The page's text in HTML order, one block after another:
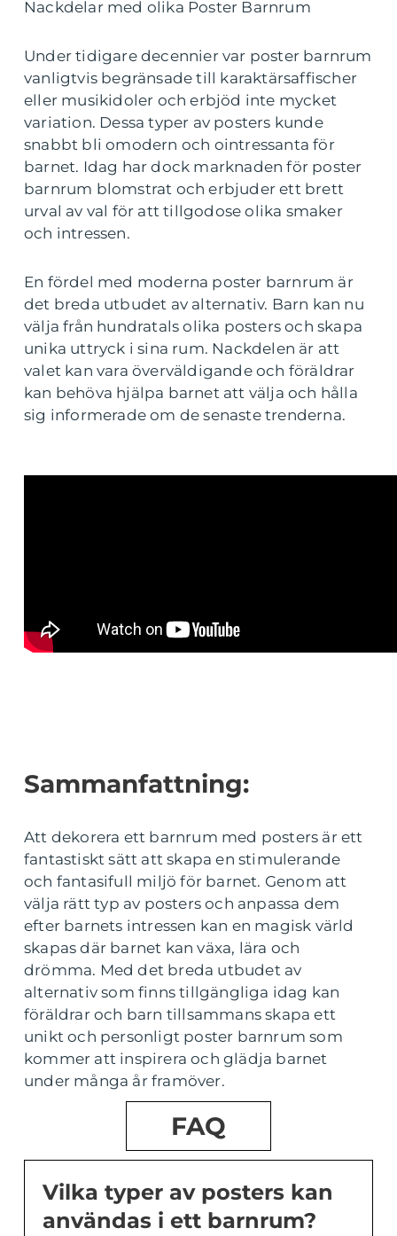
Nackdelar med olika Poster Barnrum
Under tidigare decennier var poster barnrum
vanligtvis begränsade till karaktärsaffischer
eller musikidoler och erbjöd inte mycket
variation. Dessa typer av posters kunde
snabbt bli omodern och ointressanta för
barnet. Idag har dock marknaden för poster
barnrum blomstrat och erbjuder ett brett
urval av val för att tillgodose olika smaker
och intressen.
En fördel med moderna poster barnrum är
det breda utbudet av alternativ. Barn kan nu
välja från hundratals olika posters och skapa
unika uttryck i sina rum. Nackdelen är att
valet kan vara överväldigande och föräldrar
kan behöva hjälpa barnet att välja och hålla
sig informerade om de senaste trenderna.
Sammanfattning:
Att dekorera ett barnrum med posters är ett
fantastiskt sätt att skapa en stimulerande
och fantasifull miljö för barnet. Genom att
välja rätt typ av posters och anpassa dem
efter barnets intressen kan en magisk värld
skapas där barnet kan växa, lära och
drömma. Med det breda utbudet av
alternativ som finns tillgängliga idag kan
föräldrar och barn tillsammans skapa ett
unikt och personligt poster barnrum som
kommer att inspirera och glädja barnet
under många år framöver.
FAQ
Vilka typer av posters kan
användas i ett barnrum?